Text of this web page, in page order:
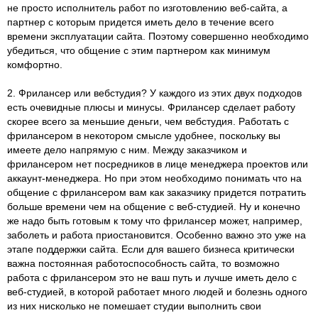
не просто исполнитель работ по изготовлению веб-сайта, а
партнер с которым придется иметь дело в течение всего
времени эксплуатации сайта. Поэтому совершенно необходимо
убедиться, что общение с этим партнером как минимум
комфортно.
2. Фрилансер или вебстудия? У каждого из этих двух подходов
есть очевидные плюсы и минусы. Фрилансер сделает работу
скорее всего за меньшие деньги, чем вебстудия. Работать с
фрилансером в некотором смысле удобнее, поскольку вы
имеете дело напрямую с ним. Между заказчиком и
фрилансером нет посредников в лице менеджера проектов или
аккаунт-менеджера. Но при этом необходимо понимать что на
общение с фрилансером вам как заказчику придется потратить
больше времени чем на общение с веб-студией. Ну и конечно
же надо быть готовым к тому что фрилансер может, например,
заболеть и работа приостановится. Особенно важно это уже на
этапе поддержки сайта. Если для вашего бизнеса критически
важна постоянная работоспособность сайта, то возможно
работа с фрилансером это не ваш путь и лучше иметь дело с
веб-студией, в которой работает много людей и болезнь одного
из них нисколько не помешает студии выполнить свои